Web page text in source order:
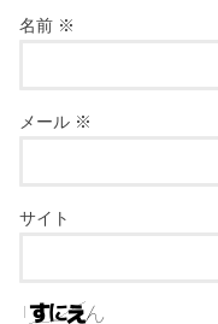
名前 ※
メール ※
サイト